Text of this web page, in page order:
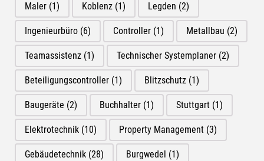
Maler (1) Koblenz (1) Legden (2)
Ingenieurbüro (6) Controller (1) Metallbau (2)
Teamassistenz (1) Technischer Systemplaner (2)
Beteiligungscontroller (1) Blitzschutz (1)
Baugeräte (2) Buchhalter (1) Stuttgart (1)
Elektrotechnik (10) Property Management (3)
Gebäudetechnik (28) Burgwedel (1)